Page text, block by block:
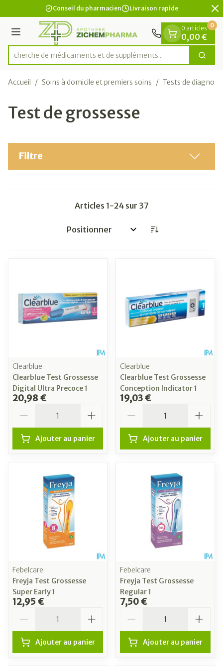
Aller au contenu
2 de 2Conseil du pharmacien Livraison rapide
Menu
Rechercher
Recherche de médicaments et de supplé
0 articles
0,00 €
0
Accueil / Soins à domicile et premiers soins / Tests de
Test de grossesse
Filtre
Articles 1-24sur 37
Trier par:
Clearblue
Clearblue Test Grossesse
Digital Ultra Precoce 1
20,98 €
Ajouter au panier
Clearblue
Clearblue Test Grossesse
Conception Indicator 1
19,03 €
Ajouter au panier
Febelcare
Freyja Test Grossesse
Super Early 1
12,95 €
Ajouter au panier
Febelcare
Freyja Test Grossesse
Regular 1
7,50 €
Ajouter au panier